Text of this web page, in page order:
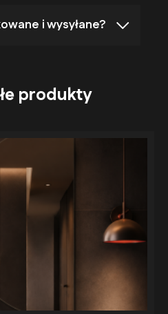
i wysyłane?
produkty